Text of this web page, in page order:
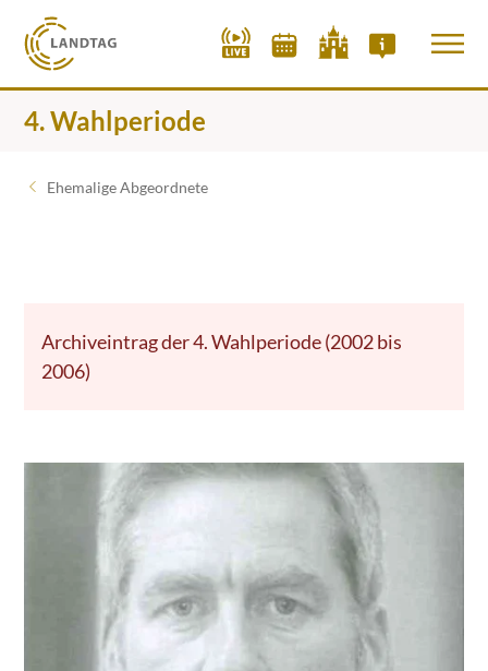
4. Wahlperiode
Ehemalige Abgeordnete
Archiveintrag der 4. Wahlperiode (2002 bis
2006)